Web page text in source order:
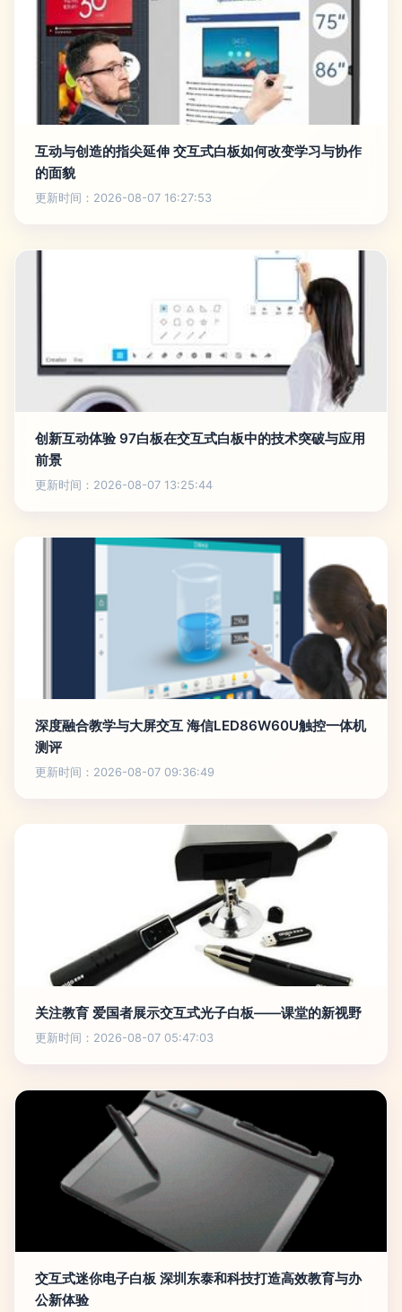
互动与创造的指尖延伸 交互式白板如何改变学习与协作
的面貌
更新时间：2026-08-07 16:27:53
创新互动体验 97白板在交互式白板中的技术突破与应用
前景
更新时间：2026-08-07 13:25:44
深度融合教学与大屏交互 海信LED86W60U触控一体机
测评
更新时间：2026-08-07 09:36:49
关注教育 爱国者展示交互式光子白板——课堂的新视野
更新时间：2026-08-07 05:47:03
交互式迷你电子白板 深圳东泰和科技打造高效教育与办
公新体验